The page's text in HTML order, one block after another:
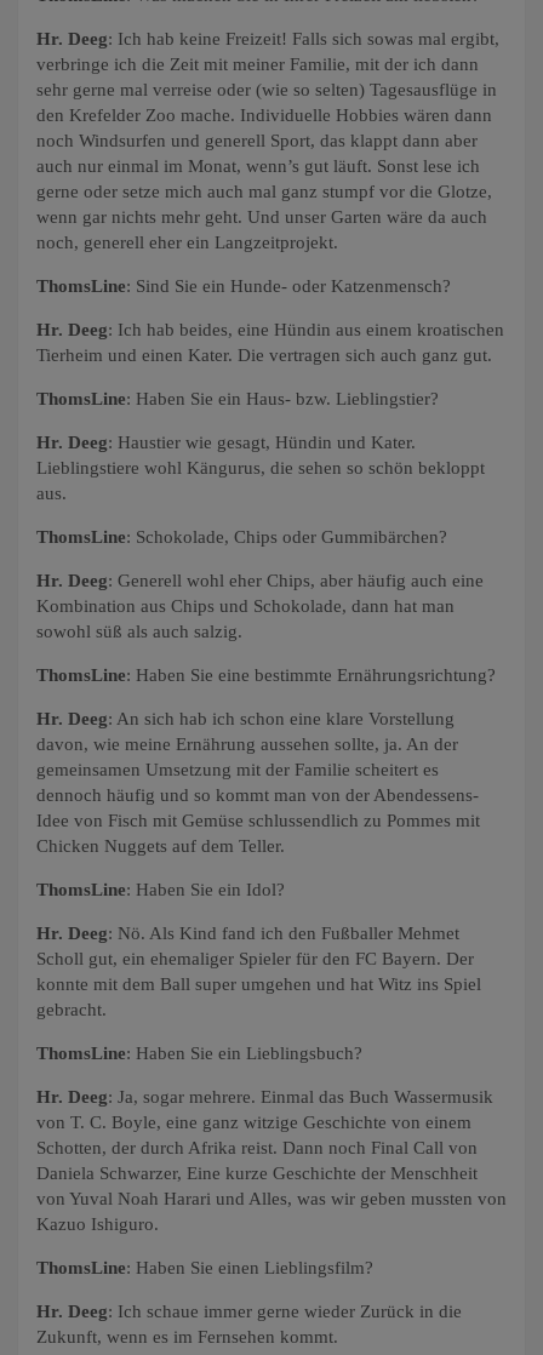
Hr. Deeg: Ich hab keine Freizeit! Falls sich sowas mal ergibt,
verbringe ich die Zeit mit meiner Familie, mit der ich dann
sehr gerne mal verreise oder (wie so selten) Tagesausflüge in
den Krefelder Zoo mache. Individuelle Hobbies wären dann
noch Windsurfen und generell Sport, das klappt dann aber
auch nur einmal im Monat, wenn’s gut läuft. Sonst lese ich
gerne oder setze mich auch mal ganz stumpf vor die Glotze,
wenn gar nichts mehr geht. Und unser Garten wäre da auch
noch, generell eher ein Langzeitprojekt.
ThomsLine: Sind Sie ein Hunde- oder Katzenmensch?
Hr. Deeg: Ich hab beides, eine Hündin aus einem kroatischen
Tierheim und einen Kater. Die vertragen sich auch ganz gut.
ThomsLine: Haben Sie ein Haus- bzw. Lieblingstier?
Hr. Deeg: Haustier wie gesagt, Hündin und Kater.
Lieblingstiere wohl Kängurus, die sehen so schön bekloppt
aus.
ThomsLine: Schokolade, Chips oder Gummibärchen?
Hr. Deeg: Generell wohl eher Chips, aber häufig auch eine
Kombination aus Chips und Schokolade, dann hat man
sowohl süß als auch salzig.
ThomsLine: Haben Sie eine bestimmte Ernährungsrichtung?
Hr. Deeg: An sich hab ich schon eine klare Vorstellung
davon, wie meine Ernährung aussehen sollte, ja. An der
gemeinsamen Umsetzung mit der Familie scheitert es
dennoch häufig und so kommt man von der Abendessens-
Idee von Fisch mit Gemüse schlussendlich zu Pommes mit
Chicken Nuggets auf dem Teller.
ThomsLine: Haben Sie ein Idol?
Hr. Deeg: Nö. Als Kind fand ich den Fußballer Mehmet
Scholl gut, ein ehemaliger Spieler für den FC Bayern. Der
konnte mit dem Ball super umgehen und hat Witz ins Spiel
gebracht.
ThomsLine: Haben Sie ein Lieblingsbuch?
Hr. Deeg: Ja, sogar mehrere. Einmal das Buch Wassermusik
von T. C. Boyle, eine ganz witzige Geschichte von einem
Schotten, der durch Afrika reist. Dann noch Final Call von
Daniela Schwarzer, Eine kurze Geschichte der Menschheit
von Yuval Noah Harari und Alles, was wir geben mussten von
Kazuo Ishiguro.
ThomsLine: Haben Sie einen Lieblingsfilm?
Hr. Deeg: Ich schaue immer gerne wieder Zurück in die
Zukunft, wenn es im Fernsehen kommt.